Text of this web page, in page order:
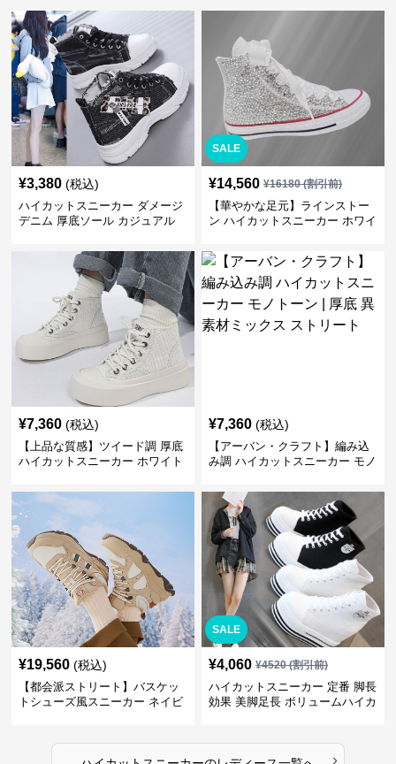
¥3,380 (税込)
ハイカットスニーカー ダメージ
デニム 厚底ソール カジュアル
かわいい 学校 日常使い 履きや
SALE
¥14,560 ¥16180(割引前)
【華やかな足元】ラインストー
ン ハイカットスニーカー ホワイ
ボン
¥7,360 (税込)
【上品な質感】ツイード調 厚底
ハイカットスニーカー ホワイト
ビ クラシック
¥7,360 (税込)
【アーバン・クラフト】編み込
み調 ハイカットスニーカー モノ
トリート
¥19,560 (税込)
【都会派ストリート】バスケッ
トシューズ風スニーカー ネイビ
SALE
¥4,060 ¥4520(割引前)
ハイカットスニーカー 定番 脚長
効果 美脚足長 ボリュームハイカ
かわいい
›